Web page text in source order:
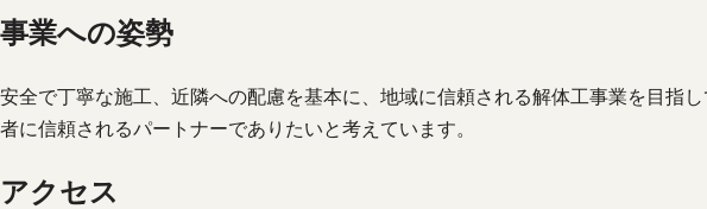
事業への姿勢
安全で丁寧な施工、近隣への配慮を基本に、地域に信頼される解体工事業を目指
者に信頼されるパートナーでありたいと考えています。
アクセス